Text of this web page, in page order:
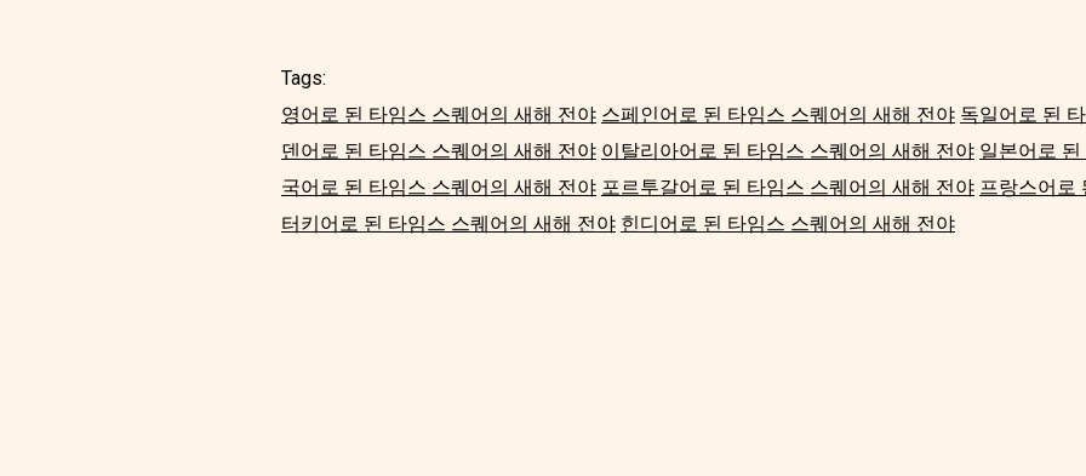
Tags:
영어로 된 타임스 스퀘어의 새해 전야 스페인어로 된 타임스 스퀘어의 새해 전야 독일어로 된
덴어로 된 타임스 스퀘어의 새해 전야 이탈리아어로 된 타임스 스퀘어의 새해 전야 일본어로
국어로 된 타임스 스퀘어의 새해 전야 포르투갈어로 된 타임스 스퀘어의 새해 전야 프랑스어로
터키어로 된 타임스 스퀘어의 새해 전야 힌디어로 된 타임스 스퀘어의 새해 전야